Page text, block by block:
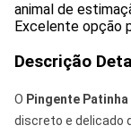
animal de
Excelente opção
Descrição
O Pingente
discreto e delicado